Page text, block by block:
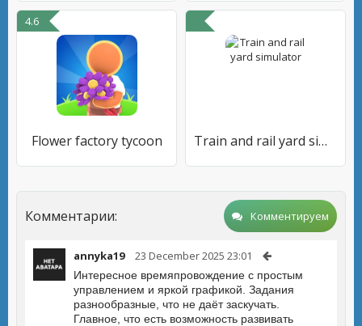
4.6
Flower factory tycoon Train and rail yard simulator
Комментарии: Комментируем
annyka19 23 December 2025 23:01
Интересное времяпровождение с простым
управлением и яркой графикой. Задания
разнообразные, что не даёт заскучать.
Главное, что есть возможность развивать